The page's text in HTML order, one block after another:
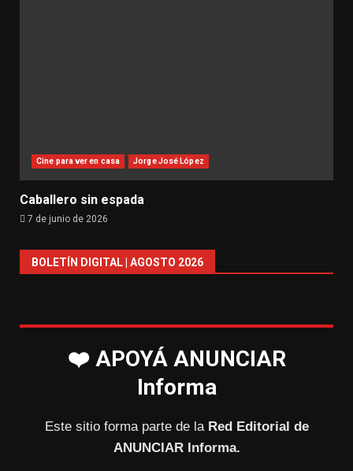
Cine para ver en casa Jorge José López
Caballero sin espada
7 de junio de 2026
BOLETÍN DIGITAL | AGOSTO 2026
❤️ APOYÁ ANUNCIAR
Informa
Este sitio forma parte de la Red Editorial de
ANUNCIAR Informa.